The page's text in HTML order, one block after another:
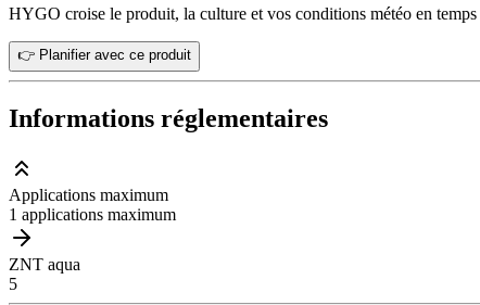
HYGO croise le produit, la culture et vos conditions météo en temps
👉 Planifier avec ce produit
Informations réglementaires
Applications maximum
1 applications maximum
ZNT aqua
5